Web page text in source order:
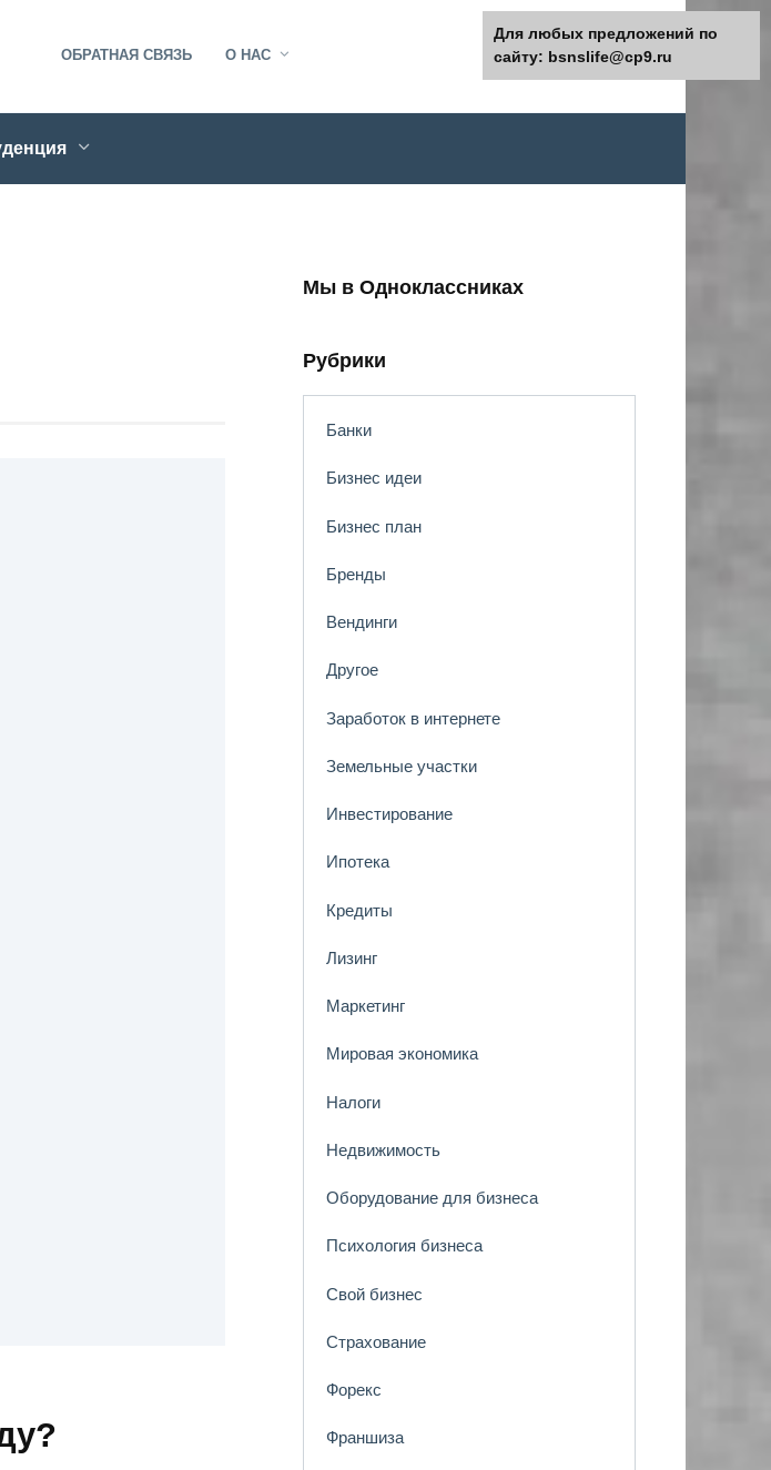
ОБРАТНАЯ СВЯЗЬ О НАС
Мы в Одноклассниках
Рубрики
Банки
Бизнес идеи
Бизнес план
Бренды
Вендинги
Другое
Заработок в интернете
Земельные участки
Инвестирование
Ипотека
Кредиты
Лизинг
Маркетинг
Мировая экономика
Налоги
Недвижимость
Оборудование для бизнеса
Психология бизнеса
Свой бизнес
Страхование
Форекс
Франшиза
Для любых предложений по
сайту: bsnslife@cp9.ru